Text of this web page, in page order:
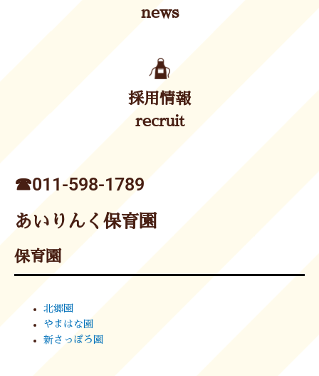
news
採用情報
recruit
☎︎011-598-1789
あいりんく保育園
保育園
北郷園
やまはな園
新さっぽろ園